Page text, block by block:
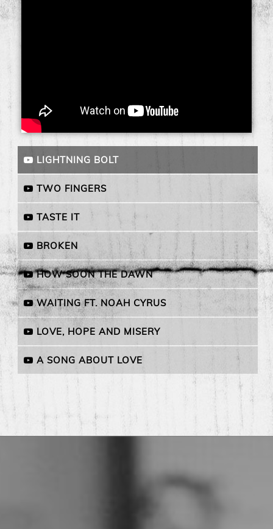
LIGHTNING BOLT
TWO FINGERS
TASTE IT
BROKEN
HOW SOON THE DAWN
WAITING FT. NOAH CYRUS
LOVE, HOPE AND MISERY
A SONG ABOUT LOVE